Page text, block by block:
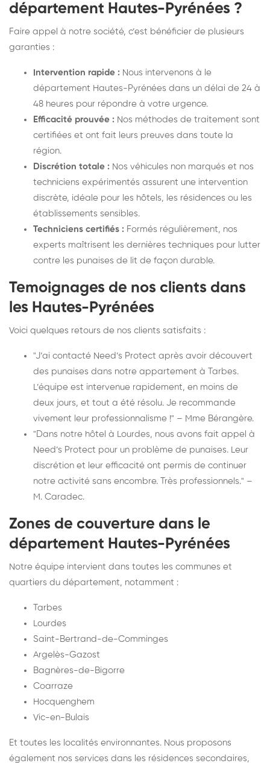
département Hautes-Pyrénées ?
Faire appel à notre société, c’est bénéficier de plusieurs
garanties :
Intervention rapide : Nous intervenons à le
département Hautes-Pyrénées dans un délai de 24 à
48 heures pour répondre à votre urgence.
Efficacité prouvée : Nos méthodes de traitement sont
certifiées et ont fait leurs preuves dans toute la
région.
Discrétion totale : Nos véhicules non marqués et nos
techniciens expérimentés assurent une intervention
discrète, idéale pour les hôtels, les résidences ou les
établissements sensibles.
Techniciens certifiés : Formés régulièrement, nos
experts maîtrisent les dernières techniques pour lutter
contre les punaises de lit de façon durable.
Temoignages de nos clients dans
les Hautes-Pyrénées
Voici quelques retours de nos clients satisfaits :
"J’ai contacté Need’s Protect après avoir découvert
des punaises dans notre appartement à Tarbes.
L’équipe est intervenue rapidement, en moins de
deux jours, et tout a été résolu. Je recommande
vivement leur professionnalisme !" – Mme Bérangère.
"Dans notre hôtel à Lourdes, nous avons fait appel à
Need’s Protect pour un problème de punaises. Leur
discrétion et leur efficacité ont permis de continuer
notre activité sans encombre. Très professionnels." –
M. Caradec.
Zones de couverture dans le
département Hautes-Pyrénées
Notre équipe intervient dans toutes les communes et
quartiers du département, notamment :
Tarbes
Lourdes
Saint-Bertrand-de-Comminges
Argelès-Gazost
Bagnères-de-Bigorre
Coarraze
Hocquenghem
Vic-en-Bulais
Et toutes les localités environnantes. Nous proposons
également nos services dans les résidences secondaires,